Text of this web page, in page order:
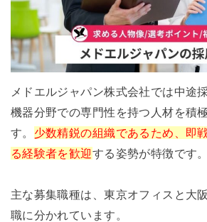
メドエルジャパン株式会社では中途
機器分野での専門性を持つ人材を積
す。 少数精鋭の組織であるため、即
る経験者を歓迎する姿勢が特徴です。
主な募集職種は、東京オフィスと大
職に分かれています。